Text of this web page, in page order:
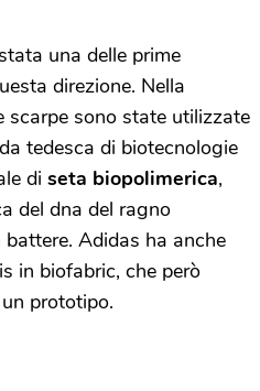
una delle prime
direzione. Nella
scarpe sono state utilizzate
tedesca di biotecnologie
di seta biopolimerica,
del dna del ragno
Adidas ha anche
in biofabric, che però
prototipo.